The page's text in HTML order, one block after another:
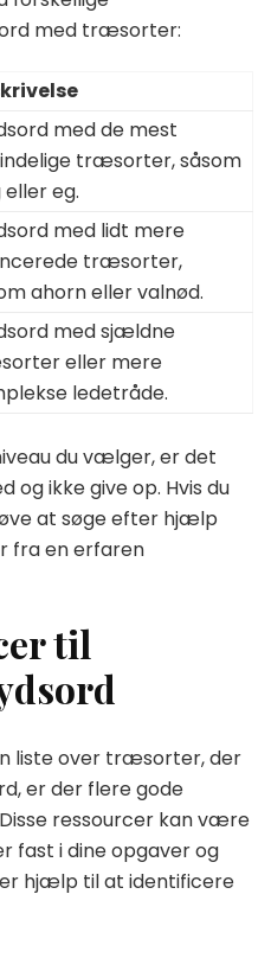
med træsorter:
med de mest
træsorter, såsom
eller eg.
med lidt mere
træsorter,
ahorn eller valnød.
med sjældne
eller mere
ledetråde.
du vælger, er det
og ikke give op. Hvis du
at søge efter hjælp
fra en erfaren
til
liste over træsorter, der
er der flere gode
ressourcer kan være
fast i dine opgaver og
hjælp til at identificere